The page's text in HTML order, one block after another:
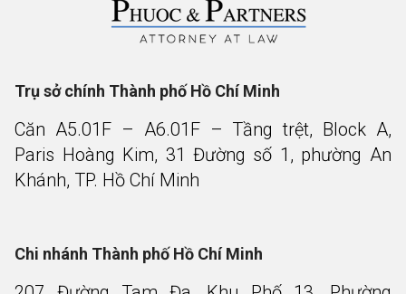
Trụ sở chính Thành phố Hồ Chí Minh
Căn A5.01F – A6.01F – Tầng trệt, Block A,
Paris Hoàng Kim, 31 Đường số 1, phường An
Khánh, TP. Hồ Chí Minh
Chi nhánh Thành phố Hồ Chí Minh